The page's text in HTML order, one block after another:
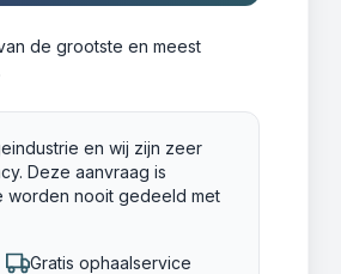
de grootste en meest
en wij zijn zeer
Deze aanvraag is
worden nooit gedeeld met
Gratis ophaalservice